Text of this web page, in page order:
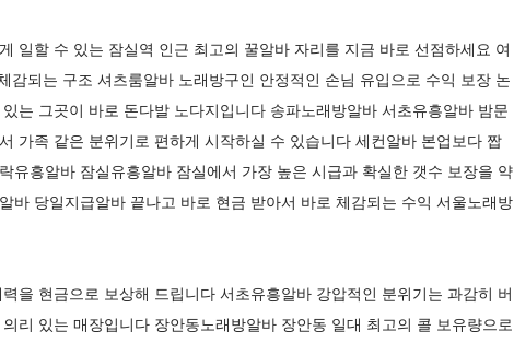
일할 수 있는 잠실역 인근 최고의 꿀알바 자리를 지금 바로 선점하세요 여
되는 구조 셔츠룸알바 노래방구인 안정적인 손님 유입으로 수익 보장 논
는 그곳이 바로 돈다발 노다지입니다 송파노래방알바 서초유흥알바 밤문
가족 같은 분위기로 편하게 시작하실 수 있습니다 세컨알바 본업보다 짭
유흥알바 잠실유흥알바 잠실에서 가장 높은 시급과 확실한 갯수 보장을 약
바 당일지급알바 끝나고 바로 현금 받아서 바로 체감되는 수익 서울노래방
을 현금으로 보상해 드립니다 서초유흥알바 강압적인 분위기는 과감히 버
리 있는 매장입니다 장안동노래방알바 장안동 일대 최고의 콜 보유량으로